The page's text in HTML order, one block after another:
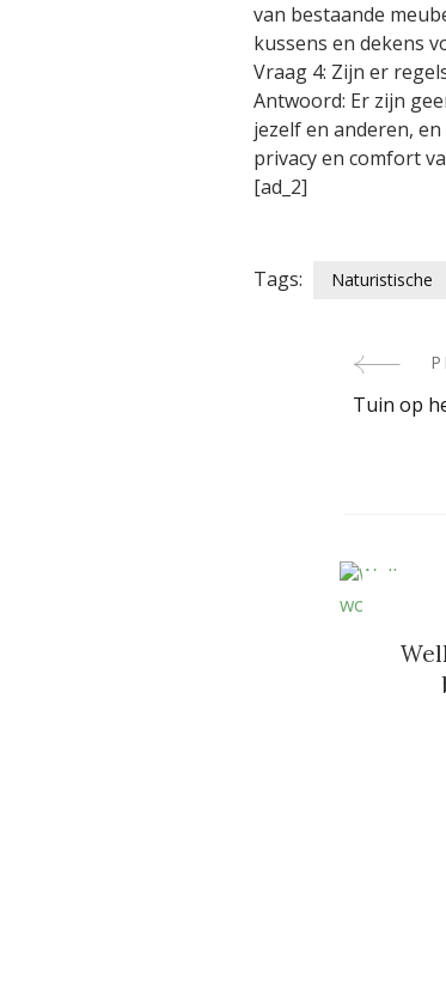
van bestaande
kussens en dekens
Vraag 4: Zijn er
Antwoord: Er zijn
jezelf en anderen,
privacy en comfort
[ad_2]
Tags: Naturistische
Post
Tuin op